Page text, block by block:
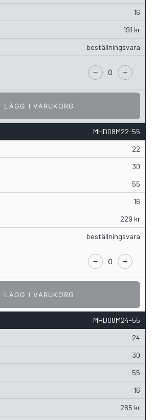
16
191 kr
beställningsvara
LÄGG I VARUKORG
MHD08M22-55
22
30
55
16
229 kr
beställningsvara
LÄGG I VARUKORG
MHD08M24-55
24
30
55
16
265 kr